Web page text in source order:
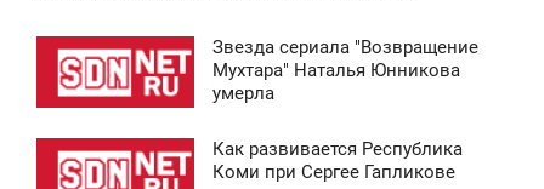
Звезда сериала "Возвращение
Мухтара" Наталья Юнникова
умерла
Как развивается Республика
Коми при Сергее Гапликове